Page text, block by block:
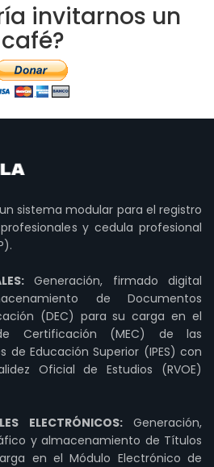
invitarnos un
café?
sistema modular para el registro
y cedula profesional
Generación, firmado digital
de Documentos
(DEC) para su carga en el
Certificación (MEC) de las
de Educación Superior (IPES) con
Oficial de Estudios (RVOE)
ELECTRÓNICOS:Generación,
y almacenamiento de Títulos
en el Módulo Electrónico de